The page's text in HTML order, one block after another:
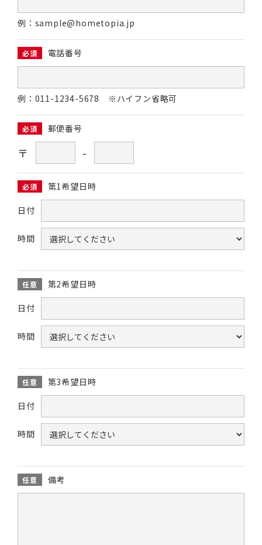
例：sample@hometopia.jp
必須 電話番号
例：011-1234-5678 ※ハイフン省略可
必須 郵便番号
〒 -
必須 第1希望日時
日付
時間
任意 第2希望日時
日付
時間
任意 第3希望日時
日付
時間
任意 備考